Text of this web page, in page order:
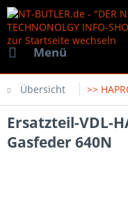
Menü
Übersicht >>
Ersatzteil-VDL-
Gasfeder 640N